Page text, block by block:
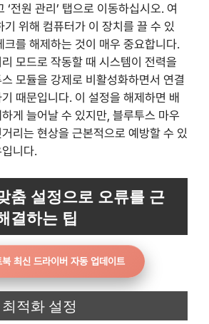
‘전원 관리’ 탭으로 이동하십시오. 여
기 위해 컴퓨터가 이 장치를 끌 수 있
크를 해제하는 것이 매우 중요합니다.
모드로 작동할 때 시스템이 전력을
모듈을 강제로 비활성화하면서 연결
때문입니다. 이 설정을 해제하면 배
게 늘어날 수 있지만, 블루투스 마우
리는 현상을 근본적으로 예방할 수 있
니다.
춤 설정으로 오류를 근
결하는 팁
북 최신 드라이버 자동 업데이트
적화 설정